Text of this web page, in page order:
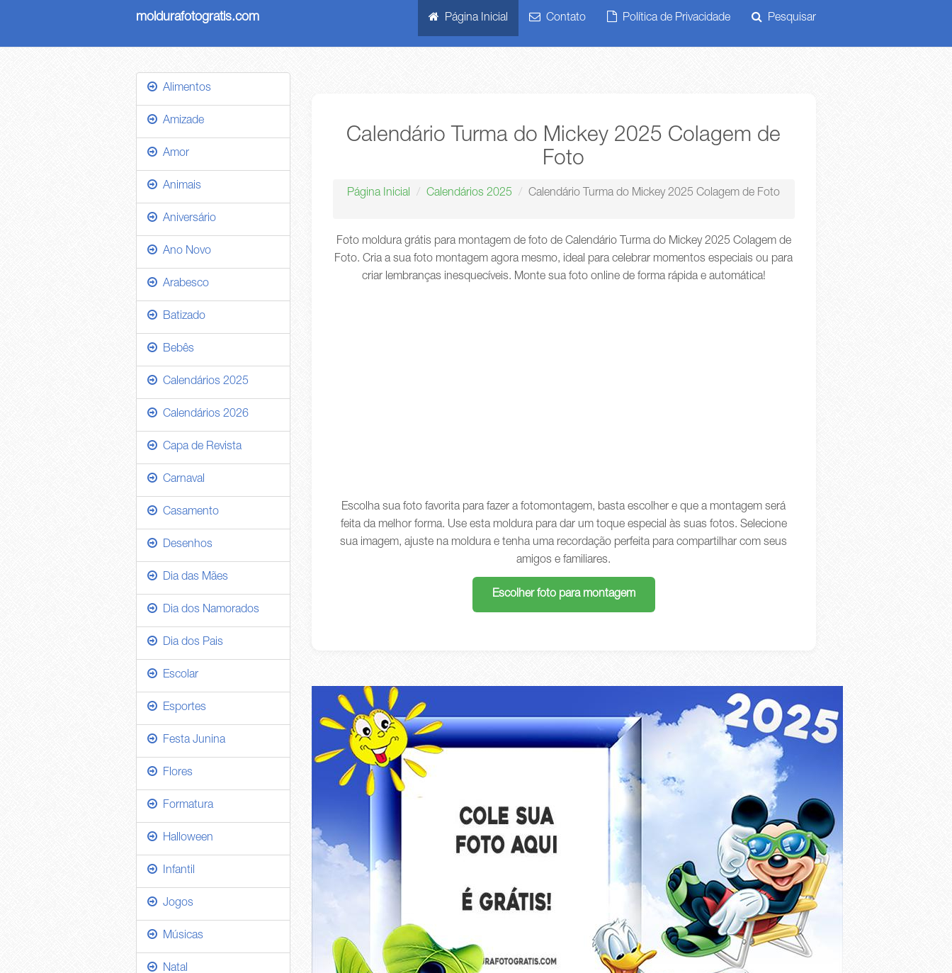
moldurafotogratis.com Página Inicial Contato Política de Privacidade Pesquisar
Calendário Turma do Mickey 2025 Colagem de
Foto
Página Inicial Calendários 2025 Calendário Turma do Mickey 2025 Colagem de Foto
Foto moldura grátis para montagem de foto de Calendário Turma do Mickey 2025 Colagem de
Foto. Cria a sua foto montagem agora mesmo, ideal para celebrar momentos especiais ou para
criar lembranças inesquecíveis. Monte sua foto online de forma rápida e automática!
Escolha sua foto favorita para fazer a fotomontagem, basta escolher e que a montagem será
feita da melhor forma. Use esta moldura para dar um toque especial às suas fotos. Selecione
sua imagem, ajuste na moldura e tenha uma recordação perfeita para compartilhar com seus
amigos e familiares.
Escolher foto para montagem
Alimentos
Amizade
Amor
Animais
Aniversário
Ano Novo
Arabesco
Batizado
Bebês
Calendários 2025
Calendários 2026
Capa de Revista
Carnaval
Casamento
Desenhos
Dia das Mães
Dia dos Namorados
Dia dos Pais
Escolar
Esportes
Festa Junina
Flores
Formatura
Halloween
Infantil
Jogos
Músicas
Natal